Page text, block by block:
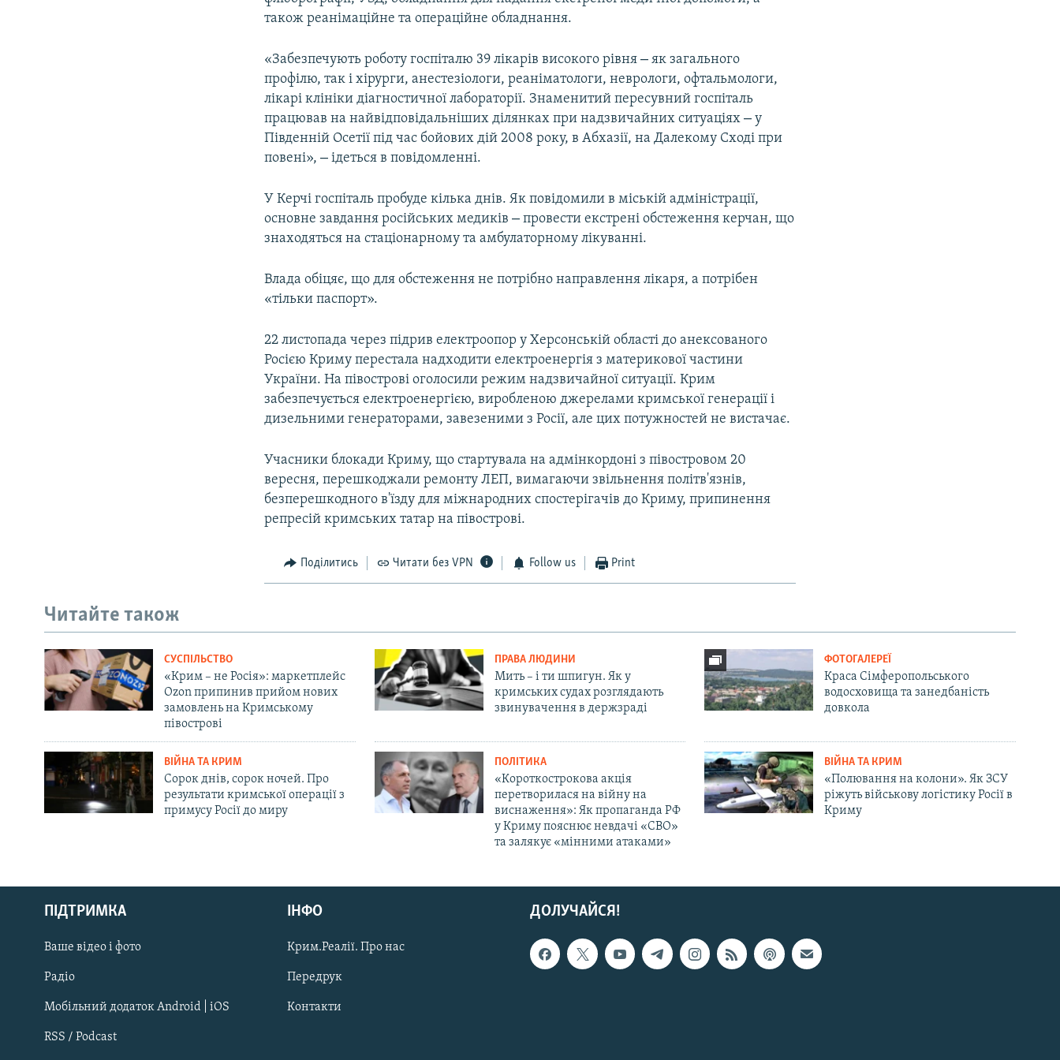
Русский
Qırımtatar
ДОЛУЧАЙСЯ!
також реанімаційне та операційне обладнання.
«Забезпечують роботу госпіталю 39 лікарів високого рівня– як загального
профілю, так і хірурги, анестезіологи, реаніматологи, неврологи, офтальмологи,
лікарі клініки діагностичної лабораторії. Знаменитий пересувний госпіталь
працював на найвідповідальніших ділянках при надзвичайних ситуаціях– у
Південній Осетії під час бойових дій 2008 року, в Абхазії, на Далекому Сході при
повені»,– ідеться в повідомленні.
У Керчі госпіталь пробуде кілька днів. Як повідомили в міській адміністрації,
основне завдання російських медиків– провести екстрені обстеження керчан, що
знаходяться на стаціонарному та амбулаторному лікуванні.
Влада обіцяє, що для обстеження не потрібно направлення лікаря, а потрібен
«тільки паспорт».
22 листопада через підрив електроопор у Херсонській області до анексованого
Росією Криму перестала надходити електроенергія з материкової частини
України. На півострові оголосили режим надзвичайної ситуації. Крим
забезпечується електроенергією, виробленою джерелами кримської генерації і
дизельними генераторами, завезеними з Росії, але цих потужностей не вистачає.
Учасники блокади Криму, що стартувала на адмінкордоні з півостровом 20
вересня, перешкоджали ремонту ЛЕП, вимагаючи звільнення політв'язнів,
безперешкодного в'їзду для міжнародних спостерігачів до Криму, припинення
репресій кримських татар на півострові.
Поділитись Читати без VPN Follow us Print
Читайте також
СУСПІЛЬСТВО
«Крим – не Росія»: маркетплейс
Ozon припинив прийом нових
замовлень на Кримському
півострові
ПРАВА ЛЮДИНИ
Мить – і ти шпигун. Як у
кримських судах розглядають
звинувачення в держзраді
ФОТОГАЛЕРЕЇ
Краса Сімферопольського
водосховища та занедбаність
довкола
ВІЙНА ТА КРИМ
Сорок днів, сорок ночей. Про
результати кримської операції з
примусу Росії до миру
ПОЛІТИКА
«Короткострокова акція
перетворилася на війну на
виснаження»: Як пропаганда РФ
у Криму пояснює невдачі «СВО»
та залякує «мінними атаками»
ВІЙНА ТА КРИМ
«Полювання на колони». Як ЗСУ
ріжуть військову логістику Росії в
Криму
ДОЛУЧАЙСЯ!
ПІДТРИМКА
Ваше відео і фото
Радіо
Мобільний додаток Android | iOS
RSS / Podcast
ІНФО
Крим.Реалії. Про нас
Передрук
Контакти